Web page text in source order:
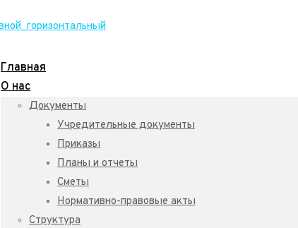
Главная
О нас
Документы
Учредительные документы
Приказы
Планы и отчеты
Сметы
Нормативно-правовые акты
Структура